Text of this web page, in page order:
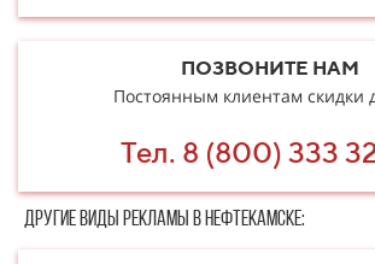
ПОЗВОНИТЕ НАМ
Постоянным клиентам скидки
Тел. 8 (800) 333
Другие в​​​​иды рекламы в Нефтекамске: